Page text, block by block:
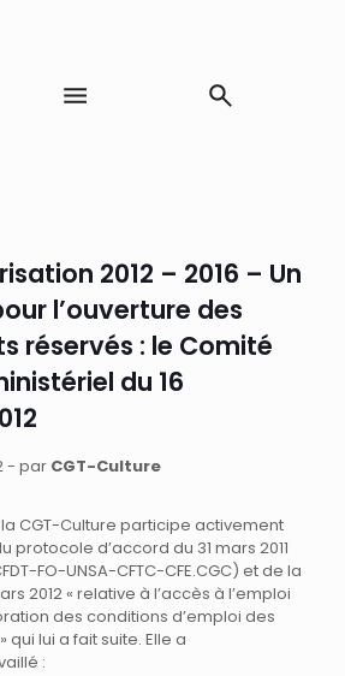
2012 – 2016 – Un
l’ouverture des
réservés : le Comité
du 16
- par CGT-Culture
la CGT-Culture participe activement
protocole d’accord du 31 mars 2011
FO-UNSA-CFTC-CFE.CGC) et de la
2012 « relative à l’accès à l’emploi
des conditions d’emploi des
qui lui a fait suite. Elle a
: